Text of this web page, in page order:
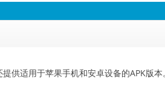
供适用于苹果手机和安卓设备的APK版